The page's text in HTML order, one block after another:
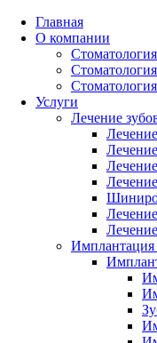
Главная
О компании
Услуги
Лечение
Имплантация